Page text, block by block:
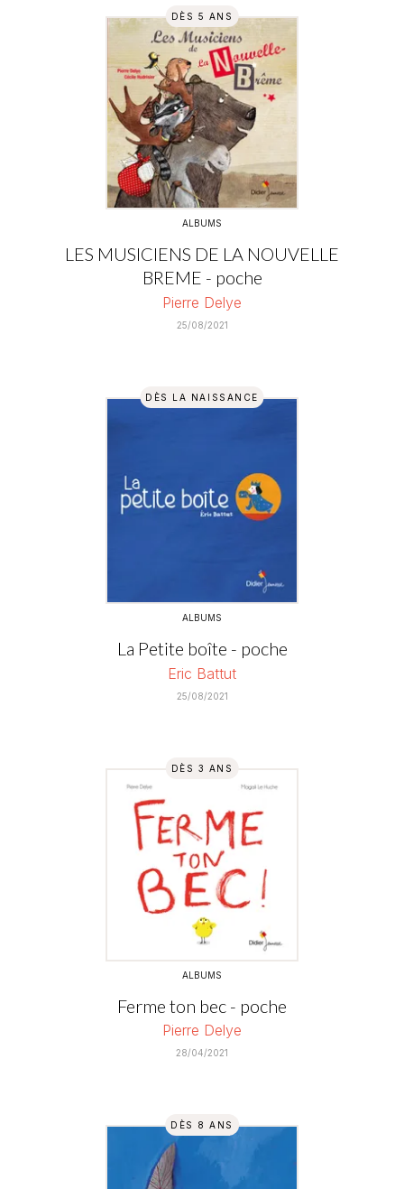
DÈS 5 ANS
ALBUMS
LES MUSICIENS DE LA NOUVELLE
BREME - poche
Pierre Delye
25/08/2021
DÈS LA NAISSANCE
ALBUMS
La Petite boîte - poche
Eric Battut
25/08/2021
DÈS 3 ANS
ALBUMS
Ferme ton bec - poche
Pierre Delye
28/04/2021
DÈS 8 ANS